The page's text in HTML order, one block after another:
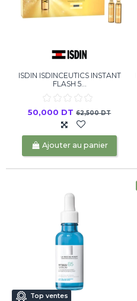
ISDIN ISDINCEUTICS INSTANT
FLASH 5...
50,000 DT62,500 DT
Ajouter au panier
Top ventes